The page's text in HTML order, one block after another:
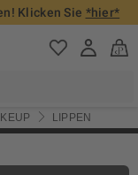
Klicken Sie *hier*
LIPPEN